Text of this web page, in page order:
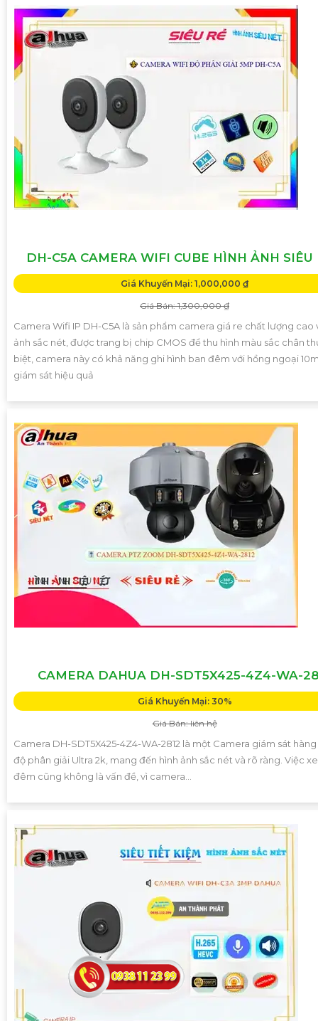
DH-C5A CAMERA WIFI CUBE HÌNH ẢNH SIÊU
Giá Khuyến Mại: 1,000,000 ₫
Giá Bán: 1,300,000 ₫
Camera Wifi IP DH-C5A là sản phẩm camera giá re chất lượng cao
ảnh sắc nét, được trang bị chip CMOS để thu hình màu sắc chân
biệt, camera này có khả năng ghi hình ban đêm với hồng ngoại
giám sát hiệu quả
CAMERA DAHUA DH-SDT5X425-4Z4-WA-
Giá Khuyến Mại: 30%
Giá Bán: liên hệ
Camera DH-SDT5X425-4Z4-WA-2812 là một Camera giám sát
độ phân giải Ultra 2k, mang đến hình ảnh sắc nét và rõ ràng. Việc
đêm cũng không là vấn đề, vì camera...